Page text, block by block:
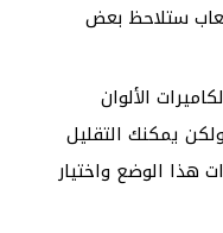
ستلاحظ بعض
الألوان
يمكنك التقليل
هذا الوضع واختيار